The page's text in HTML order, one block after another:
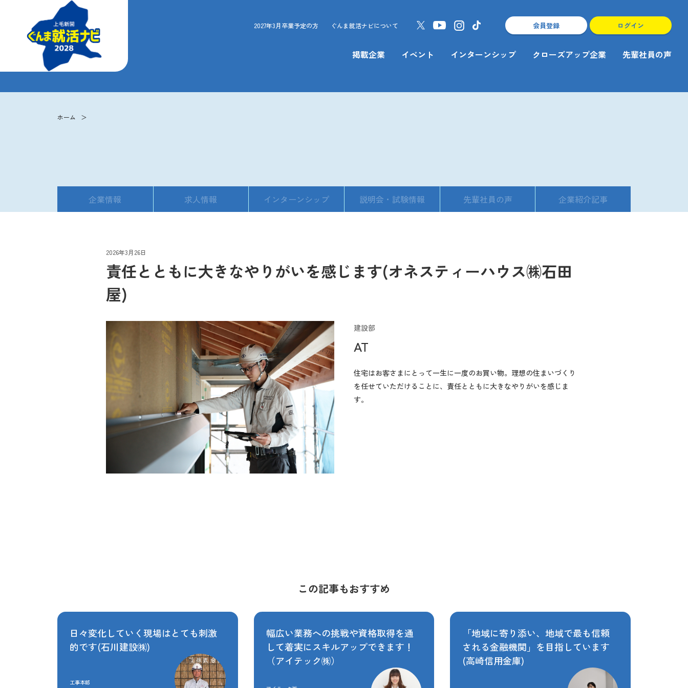
掲載企業 イベント インターンシップ クローズアップ企業 先輩社員の声
2027年3月卒業予定の方 ぐんま就活ナビについて 会員登録 ログイン
ホーム
企業情報 求人情報 インターンシップ 説明会・試験情報 先輩社員の声 企業紹介記事
2026年3月26日
責任とともに大きなやりがいを感じます(オネスティーハウス㈱石田
屋)
建設部
AT
住宅はお客さまにとって一生に一度のお買い物。理想の住まいづくり
を任せていただけることに、責任とともに大きなやりがいを感じま
す。
この記事もおすすめ
日々変化していく現場はとても刺激
的です(石川建設㈱)
工事本部
幅広い業務への挑戦や資格取得を通
して着実にスキルアップできます！
（アイテック㈱）
「地域に寄り添い、地域で最も信頼
される金融機関」を目指しています
(高崎信用金庫)